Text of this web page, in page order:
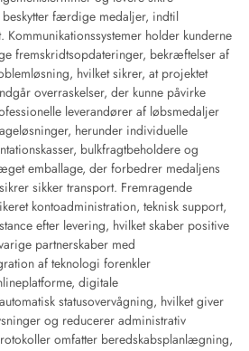
færdige medaljer, indtil
Kommunikationssystemer holder kunderne
fremskridtsopdateringer, bekræftelser af
hvilket sikrer, at projektet
overraskelser, der kunne påvirke
leverandører af løbsmedaljer
herunder individuelle
bulkfragtbeholdere og
emballage, der forbedrer medaljens
sikker transport. Fremragende
kontoadministration, teknisk support,
efter levering, hvilket skaber positive
partnerskaber med
af teknologi forenkler
digitale
statusovervågning, hvilket giver
og reducerer administrativ
omfatter beredskabsplanlægning,